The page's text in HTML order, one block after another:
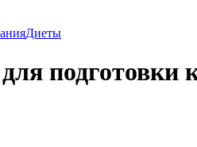
Диеты
подготовки